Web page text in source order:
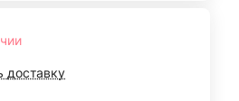
доставку